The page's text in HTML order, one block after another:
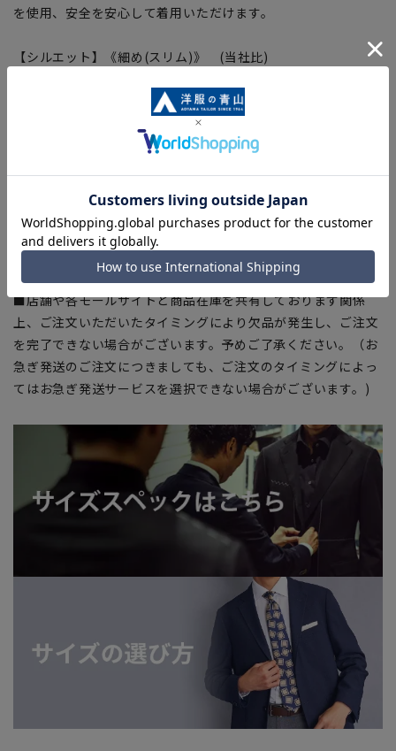
を使用、安全を安心して着用いただけます。
【シルエット】《細め(スリム)》 (当社比)
入の目安としてご利用ください。
【商品に関するご注意】
合がございます。
■平置き・メジャーでの採寸の為、素材や仕様等により実際の
商品とサイズ表に若干の誤差が生じる場合がございます。予め
ご了承ください。
■店舗や各モールサイトと商品在庫を共有しております関係
上、ご注文いただいたタイミングにより欠品が発生し、ご注文
を完了できない場合がございます。予めご了承ください。（お
急ぎ発送のご注文につきましても、ご注文のタイミングによっ
てはお急ぎ発送サービスを選択できない場合がございます。)